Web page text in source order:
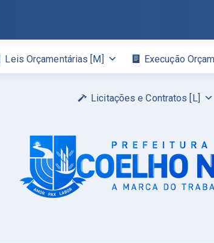
Leis Orçamentárias [M] Execução
Licitações e Contratos [L]